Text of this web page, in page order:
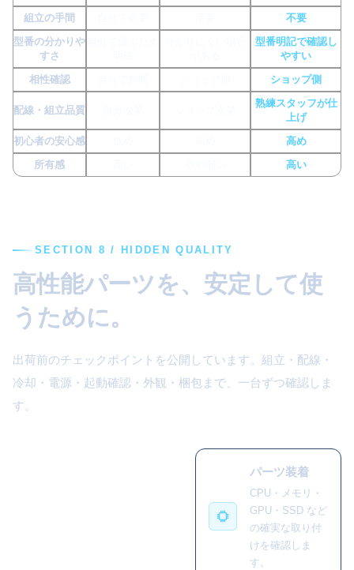
組立の手間
不要
型番の分かりや
すさ
型番明記で確認し
やすい
相性確認
ショップ側
配線・組立品質
熟練スタッフが仕
上げ
初心者の安心感
高め
所有感
高い
SECTION 8 / HIDDEN QUALITY
高性能パーツを、安定して使
うために。
出荷前のチェックポイントを公開しています。組立・配線・
冷却・電源・起動確認・外観・梱包まで、一台ずつ確認しま
す。
パーツ装着
CPU・メモリ・
GPU・SSD など
の確実な取り付
けを確認しま
す。